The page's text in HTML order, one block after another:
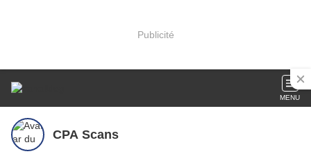
Publicité
MENU
CPA Scans